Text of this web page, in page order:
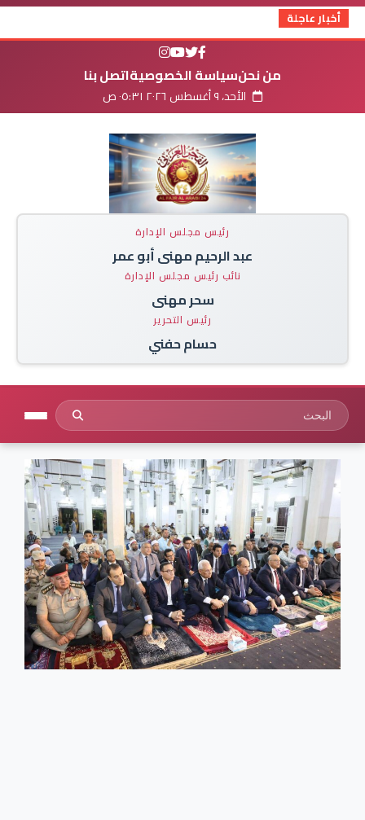
أخبار عاجلة
من نحنسياسة الخصوصيةاتصل بنا
الأحد، ٩ أغسطس ٢٠٢٦ ٠٥:٣١ ص
رئيس مجلس الإدارة
عبد الرحيم مهنى أبو عمر
نائب رئيس مجلس الإدارة
سحر مهنى
رئيس التحرير
حسام حفني